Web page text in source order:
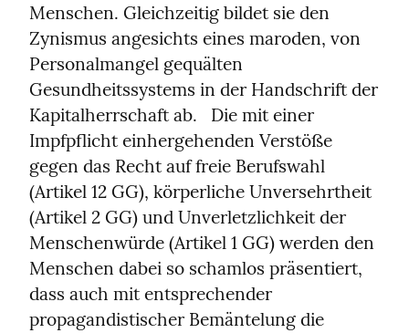
Menschen. Gleichzeitig bildet sie den
Zynismus angesichts eines maroden, von
Personalmangel gequälten
Gesundheitssystems in der Handschrift der
Kapitalherrschaft ab.   Die mit einer
Impfpflicht einhergehenden Verstöße
gegen das Recht auf freie Berufswahl
(Artikel 12 GG), körperliche Unversehrtheit
(Artikel 2 GG) und Unverletzlichkeit der
Menschenwürde (Artikel 1 GG) werden den
Menschen dabei so schamlos präsentiert,
dass auch mit entsprechender
propagandistischer Bemäntelung die